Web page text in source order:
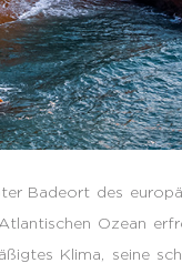
Badeort des
Ozean
Klima, seine